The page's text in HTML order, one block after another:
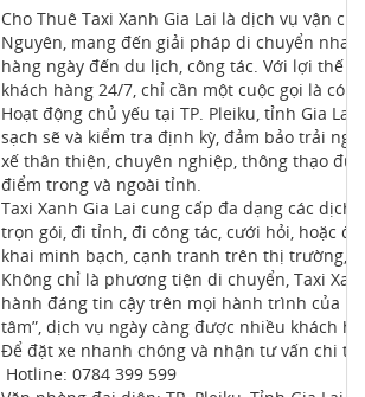
Cho Thuê Taxi Xanh Gia Lai là dịch vụ vận
Nguyên, mang đến giải pháp di chuyển
hàng ngày đến du lịch, công tác. Với lợi thế
khách hàng 24/7, chỉ cần một cuộc gọi là có
Hoạt động chủ yếu tại TP. Pleiku, tỉnh Gia
sạch sẽ và kiểm tra định kỳ, đảm bảo trải
xế thân thiện, chuyên nghiệp, thông thạo
điểm trong và ngoài tỉnh.
Taxi Xanh Gia Lai cung cấp đa dạng các
trọn gói, đi tỉnh, đi công tác, cưới hỏi, hoặc
khai minh bạch, cạnh tranh trên thị trường,
Không chỉ là phương tiện di chuyển, Taxi
hành đáng tin cậy trên mọi hành trình của
tâm”, dịch vụ ngày càng được nhiều khách
Để đặt xe nhanh chóng và nhận tư vấn chi
Hotline: 0784 399 599